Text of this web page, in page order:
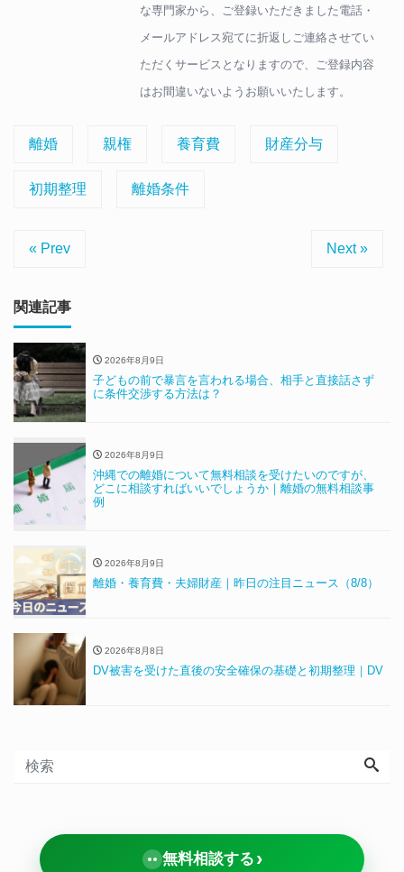
な専門家から、ご登録いただきました電話・
メールアドレス宛てに折返しご連絡させてい
ただくサービスとなりますので、ご登録内容
はお間違いないようお願いいたします。
離婚 親権 養育費 財産分与
初期整理 離婚条件
« Prev Next »
関連記事
2026年8月9日
子どもの前で暴言を言われる場合、相手と直接話さず
に条件交渉する方法は？
2026年8月9日
沖縄での離婚について無料相談を受けたいのですが、
どこに相談すればいいでしょうか｜離婚の無料相談事
例
2026年8月9日
離婚・養育費・夫婦財産｜昨日の注目ニュース（8/8）
2026年8月8日
DV被害を受けた直後の安全確保の基礎と初期整理｜DV
無料相談する ›